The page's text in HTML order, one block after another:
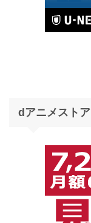
dアニメストア